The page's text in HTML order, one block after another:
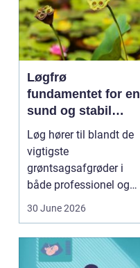
Løgfrø
fundamentet for en
sund og stabil
løgavl
Løg hører til blandt de
vigtigste
grøntsagsafgrøder i
både professionel og
hobbybaseret
30 June 2026